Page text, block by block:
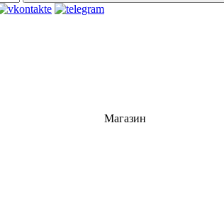
Магазин